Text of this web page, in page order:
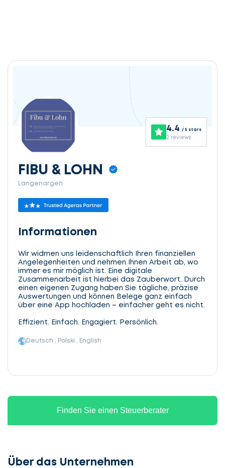
4.4 / 5 stars
2 reviews
FIBU & LOHN
Langenargen
Informationen
Wir widmen uns leidenschaftlich Ihren finanziellen
Angelegenheiten und nehmen Ihnen Arbeit ab, wo
immer es mir möglich ist. Eine digitale
Zusammenarbeit ist hierbei das Zauberwort. Durch
einen eigenen Zugang haben Sie tägliche, präzise
Auswertungen und können Belege ganz einfach
über eine App hochladen – einfacher geht es nicht.
Effizient. Einfach. Engagiert. Persönlich.
Deutsch , Polski , English
Finden Sie einen Steuerberater
Über das Unternehmen